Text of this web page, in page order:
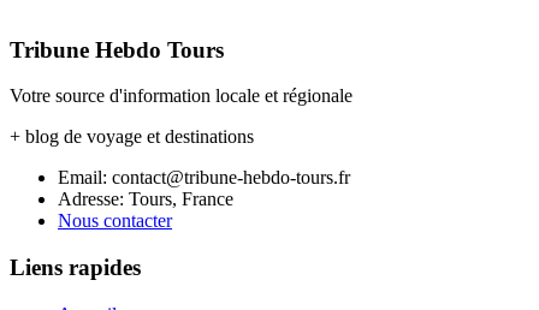
Tribune Hebdo Tours
Votre source d'information locale et régionale
+ blog de voyage et destinations
Email: contact@tribune-hebdo-tours.fr
Adresse: Tours, France
Nous contacter
Liens rapides